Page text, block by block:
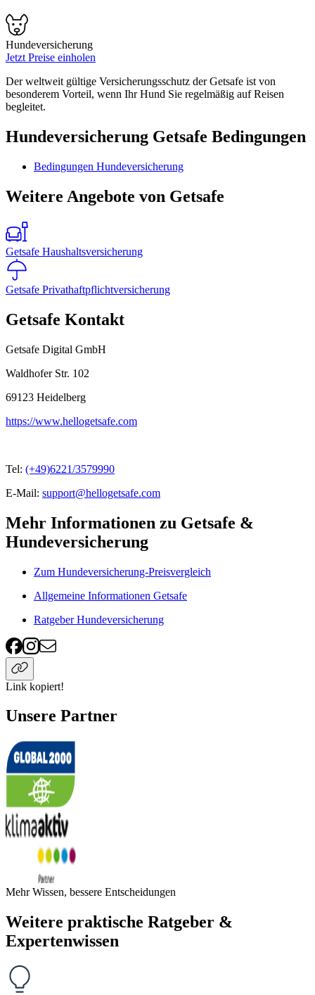
Hundeversicherung
Jetzt Preise einholen
Der weltweit gültige Versicherungsschutz der Getsafe ist von
besonderem Vorteil, wenn Ihr Hund Sie regelmäßig auf Reisen
begleitet.
Hundeversicherung Getsafe Bedingungen
Bedingungen Hundeversicherung
Weitere Angebote von Getsafe
Getsafe Haushaltsversicherung
Getsafe Privathaftpflichtversicherung
Getsafe Kontakt
Getsafe Digital GmbH
Waldhofer Str. 102
69123 Heidelberg
https://www.hellogetsafe.com
Tel: (+49)6221/3579990
E-Mail: support@hellogetsafe.com
Mehr Informationen zu Getsafe &
Hundeversicherung
Zum Hundeversicherung-Preisvergleich
Allgemeine Informationen Getsafe
Ratgeber Hundeversicherung
Link kopiert!
Unsere Partner
Mehr Wissen, bessere Entscheidungen
Weitere praktische Ratgeber &
Expertenwissen